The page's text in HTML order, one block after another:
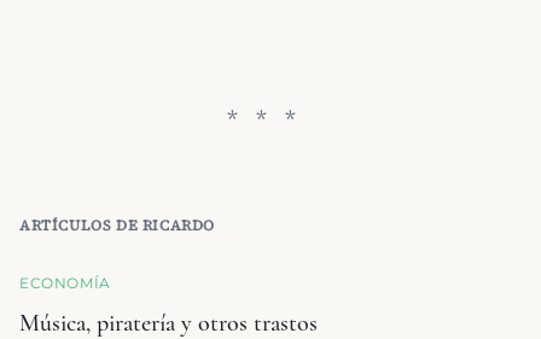
ARTÍCULOS DE RICARDO
ECONOMÍA
Música, piratería y otros trastos